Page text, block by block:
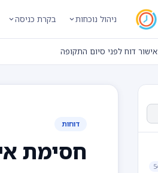
ניהול נוכחות בקרת כניסה
דוח לפני סיום התקופה
דוחות
חסימת